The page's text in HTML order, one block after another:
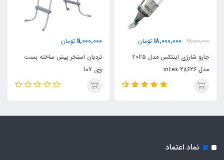
19,000,000
18,000,000 تومان
جارو شارژی اینتکس مدل ۲۰۲۵
مدل intex 28626
11,000,000 تومان
نردبان استخر پیش ساخته بست
وی 107
نماد اعتماد